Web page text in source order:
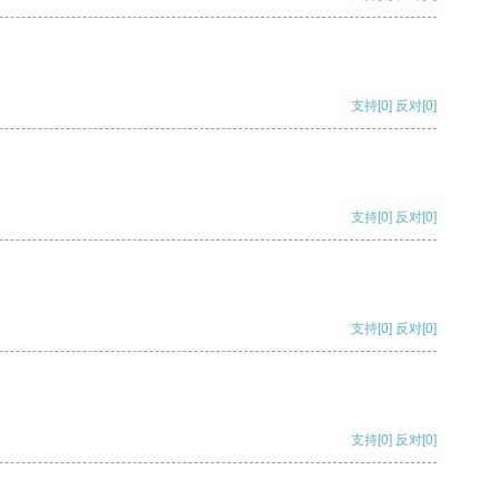
支持[0] 反对[0]
支持[0] 反对[0]
支持[0] 反对[0]
支持[0] 反对[0]